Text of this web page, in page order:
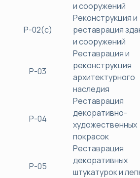
и сооружений
Р-02(с)
Реконструкция и
реставрация
и сооружений
Р-03
Реставрация и
реконструкция
архитектурного
наследия
Р-04
Реставрация
декоративно-
художественных
покрасок
Р-05
Реставрация
декоративных
штукатурок и